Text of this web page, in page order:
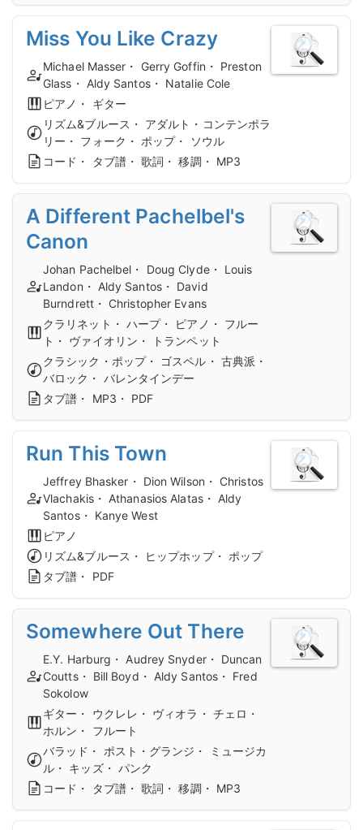
Miss You Like Crazy
Michael Masser・ Gerry Goffin・ Preston
Glass・ Aldy Santos・ Natalie Cole
ピアノ・ ギター
リズム&ブルース・ アダルト・コンテンポラ
リー・ フォーク・ ポップ・ ソウル
コード・ タブ譜・ 歌詞・ 移調・ MP3
A Different Pachelbel's
Canon
Johan Pachelbel・ Doug Clyde・ Louis
Landon・ Aldy Santos・ David
Burndrett・ Christopher Evans
クラリネット・ ハープ・ ピアノ・ フルー
ト・ ヴァイオリン・ トランペット
クラシック・ポップ・ ゴスペル・ 古典派・
バロック・ バレンタインデー
タブ譜・ MP3・ PDF
Run This Town
Jeffrey Bhasker・ Dion Wilson・ Christos
Vlachakis・ Athanasios Alatas・ Aldy
Santos・ Kanye West
ピアノ
リズム&ブルース・ ヒップホップ・ ポップ
タブ譜・ PDF
Somewhere Out There
E.Y. Harburg・ Audrey Snyder・ Duncan
Coutts・ Bill Boyd・ Aldy Santos・ Fred
Sokolow
ギター・ ウクレレ・ ヴィオラ・ チェロ・
ホルン・ フルート
バラッド・ ポスト・グランジ・ ミュージカ
ル・ キッズ・ パンク
コード・ タブ譜・ 歌詞・ 移調・ MP3